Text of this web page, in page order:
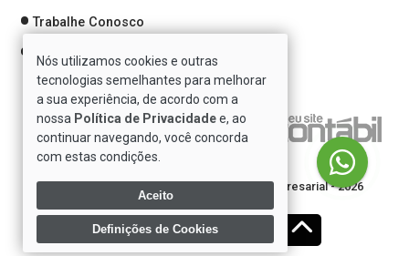
Trabalhe Conosco
Política de Privacidade
Verificada por
Direitos reservados à Se7e Consultoria Empresarial - 2026
Nós utilizamos cookies e outras
tecnologias semelhantes para melhorar
a sua experiência, de acordo com a
nossa Política de Privacidadee, ao
continuar navegando, você concorda
com estas condições.
Aceito
Definições de Cookies